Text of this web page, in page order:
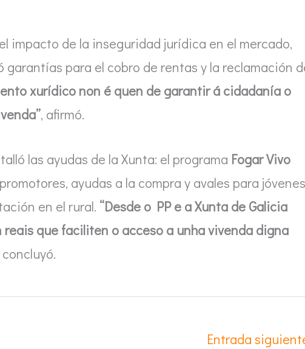
impacto de la inseguridad jurídica en el mercado,
garantías para el cobro de rentas y la reclamación
xurídico non é quen de garantir á cidadanía o
, afirmó.
las ayudas de la Xunta: el programa Fogar Vivo
ayudas a la compra y avales para
en el rural. “Desde o PP e a Xunta de Galicia
que faciliten o acceso a unha vivenda digna
concluyó.
Entrada